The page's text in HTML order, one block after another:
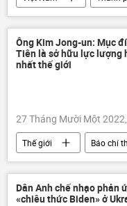
công an
vi phạm
tham nhũng
ma
Ông Kim Jong-un: Mục
Tiên là sở hữu lực lượng
nhất thế giới
27 Tháng Mười Một
Thế giới
Báo chí
Bắc Triều Tiên
vũ
Quân sự
tên lửa
Dân Anh chế nhạo phản
«chiêu thức Biden» ở